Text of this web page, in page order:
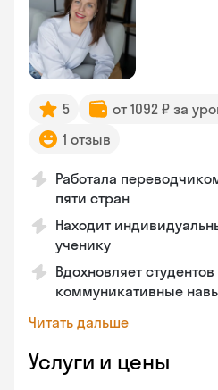
5 от 1092 ₽ за
1 отзыв
Работала
пяти стран
Находит
ученику
Вдохновляет
коммуникативные
Читать дальше
Услуги и цены